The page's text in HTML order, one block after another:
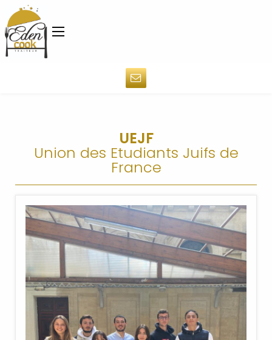
UEJF
Union des Etudiants Juifs de
France